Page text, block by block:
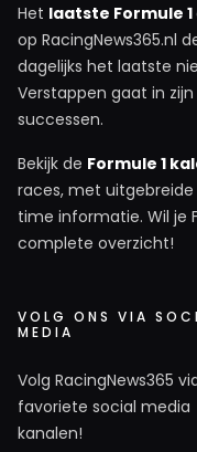
Het laatste Formule 1
op RacingNews365.nl
dagelijks het laatste
Verstappen gaat in
successen.
Bekijk de Formule 1
races, met
time informatie. Wil je
complete overzicht!
VOLG ONS VIA
MEDIA
Volg RacingNews365
favoriete social media
kanalen!